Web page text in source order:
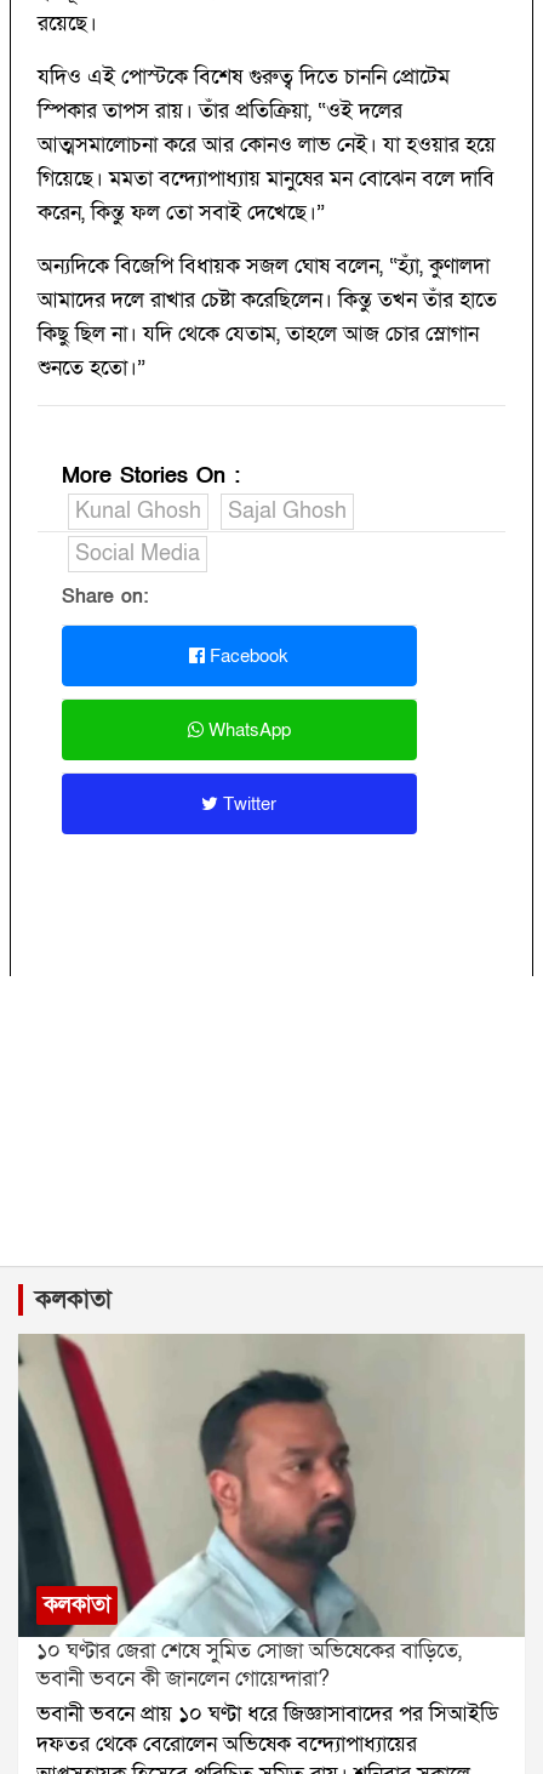
রয়েছে।
যদিও এই পোস্টকে বিশেষ গুরুত্ব দিতে চাননি প্রোটেম
স্পিকার তাপস রায়। তাঁর প্রতিক্রিয়া, “ওই দলের
আত্মসমালোচনা করে আর কোনও লাভ নেই। যা হওয়ার হয়ে
গিয়েছে। মমতা বন্দ্যোপাধ্যায় মানুষের মন বোঝেন বলে দাবি
করেন, কিন্তু ফল তো সবাই দেখেছে।”
অন্যদিকে বিজেপি বিধায়ক সজল ঘোষ বলেন, “হ্যাঁ, কুণালদা
আমাদের দলে রাখার চেষ্টা করেছিলেন। কিন্তু তখন তাঁর হাতে
কিছু ছিল না। যদি থেকে যেতাম, তাহলে আজ চোর স্লোগান
শুনতে হতো।”
More Stories On :
Kunal Ghosh
Sajal Ghosh
Social Media
Share on:
Facebook
WhatsApp
Twitter
কলকাতা
কলকাতা
১০ ঘণ্টার জেরা শেষে সুমিত সোজা অভিষেকের বাড়িতে,
ভবানী ভবনে কী জানলেন গোয়েন্দারা?
ভবানী ভবনে প্রায় ১০ ঘণ্টা ধরে জিজ্ঞাসাবাদের পর সিআইডি
দফতর থেকে বেরোলেন অভিষেক বন্দ্যোপাধ্যায়ের